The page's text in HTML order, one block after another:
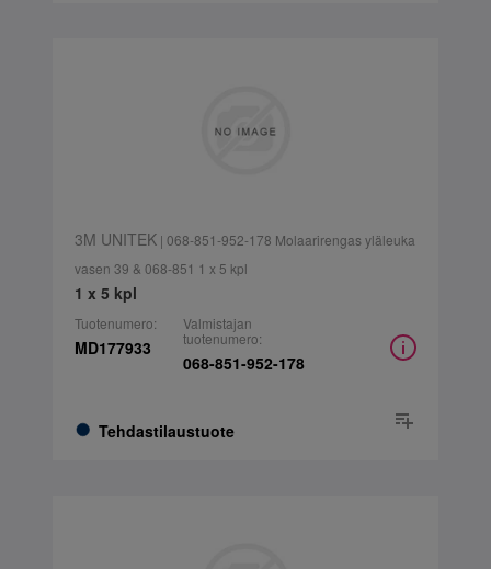
3M UNITEK| 068-851-952-178 Molaarirengas yläleuka
vasen 39 & 068-851 1 x 5 kpl
1 x 5 kpl
Tuotenumero:
MD177933
Tehdastilaustuote
Valmistajan
tuotenumero:
068-851-952-178